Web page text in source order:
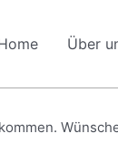
Über